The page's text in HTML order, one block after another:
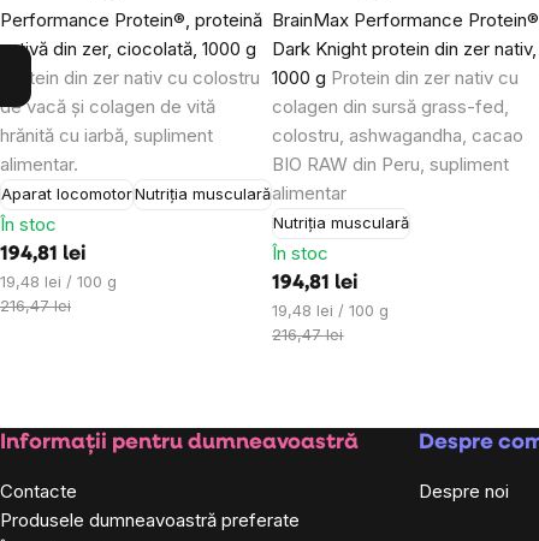
Performance Protein®, proteină
nativă din zer, ciocolată, 1000 g
Protein din zer nativ cu colostru
de vacă și colagen de vită
hrănită cu iarbă, supliment
alimentar.
Aparat locomotorNutriția musculară
În stoc
194,81 lei
Evaluare
preţ:
19,48 lei / 100 g
216,47 lei
BrainMax Performance Protein®
Dark Knight protein din zer nativ,
1000 g Protein din zer nativ cu
colagen din sursă grass-fed,
colostru, ashwagandha, cacao
BIO RAW din Peru, supliment
alimentar
Nutriția musculară
În stoc
194,81 lei
Evaluare
preţ:
19,48 lei / 100 g
216,47 lei
Subsol
Informații pentru dumneavoastră
Contacte
Produsele dumneavoastră preferate
Despre
Despre noi